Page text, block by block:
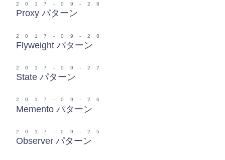
2017-09-29
Proxy パターン
2017-09-28
Flyweight パターン
2017-09-27
State パターン
2017-09-26
Memento パターン
2017-09-25
Observer パターン